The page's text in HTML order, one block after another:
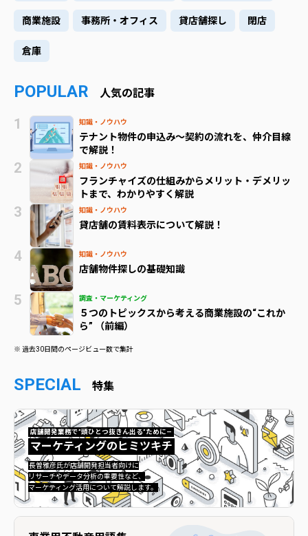
商業施設 事務所・オフィス 貸店舗探し 閉店
倉庫
POPULAR 人気の記事
知識・ノウハウ
テナント物件の申込み～契約の流れを、仲介目線
で解説！
知識・ノウハウ
フランチャイズの仕組みからメリット・デメリッ
トまで、わかりやすく解説
知識・ノウハウ
貸店舗の賃料表示について解説！
知識・ノウハウ
店舗物件探しの基礎知識
調査・マーケティング
５つのトピックスから考える商業施設の“これか
ら” （前編）
※ 過去30日間のページビュー数で集計
SPECIAL 特集
店舗開発業務で”頭ひとつ抜きん出る”ために—
マーケティングのヒミツキチ
長曽雅彦氏が店舗開発担当者向けに
リサーチやデータ分析の重要性など、
マーケティング活用について解説します。
マーケティングのヒミツキチ">